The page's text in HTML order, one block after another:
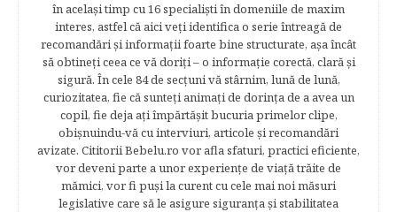
în acelaşi timp cu 16 specialişti în domeniile de maxim
interes, astfel că aici veţi identifica o serie întreagă de
recomandări şi informaţii foarte bine structurate, aşa încât
să obtineţi ceea ce vă doriţi – o informaţie corectă, clară şi
sigură. În cele 84 de secțuni vă stârnim, lună de lună,
curiozitatea, fie că sunteţi animaţi de dorinţa de a avea un
copil, fie deja aţi împărtăşit bucuria primelor clipe,
obişnuindu-vă cu interviuri, articole şi recomandări
avizate. Cititorii Bebelu.ro vor afla sfaturi, practici eficiente,
vor deveni parte a unor experienţe de viaţă trăite de
mămici, vor fi puşi la curent cu cele mai noi măsuri
legislative care să le asigure siguranţa şi stabilitatea